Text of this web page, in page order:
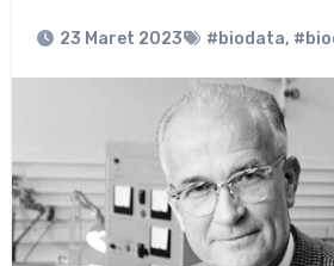
23 Maret 2023 #biodata,